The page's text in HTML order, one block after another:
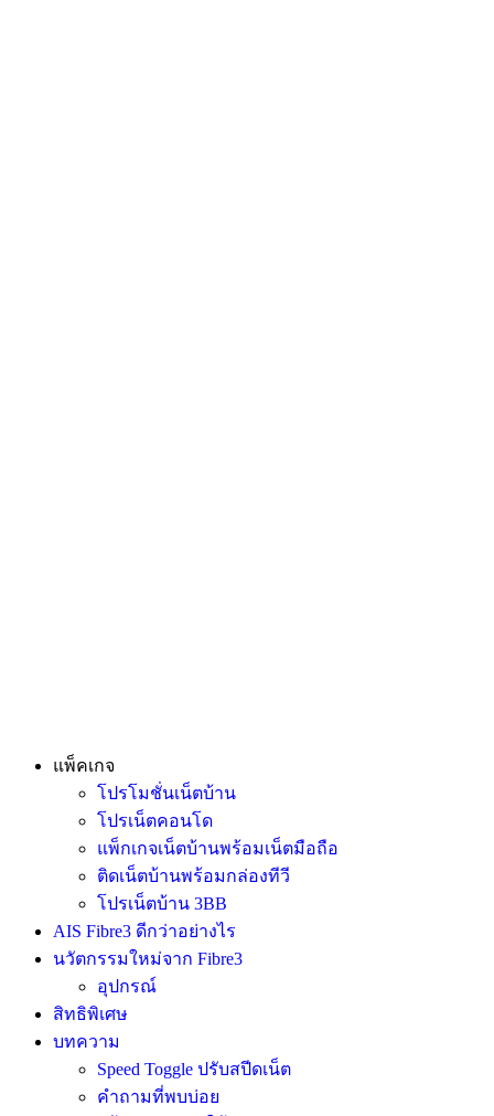
แพ็คเกจ
โปรโมชั่นเน็ตบ้าน
โปรเน็ตคอนโด
แพ็กเกจเน็ตบ้านพร้อมเน็ตมือถือ
ติดเน็ตบ้านพร้อมกล่องทีวี
โปรเน็ตบ้าน 3BB
AIS Fibre3 ดีกว่าอย่างไร
นวัตกรรมใหม่จาก Fibre3
อุปกรณ์
สิทธิพิเศษ
บทความ
Speed Toggle ปรับสปีดเน็ต
คำถามที่พบบ่อย